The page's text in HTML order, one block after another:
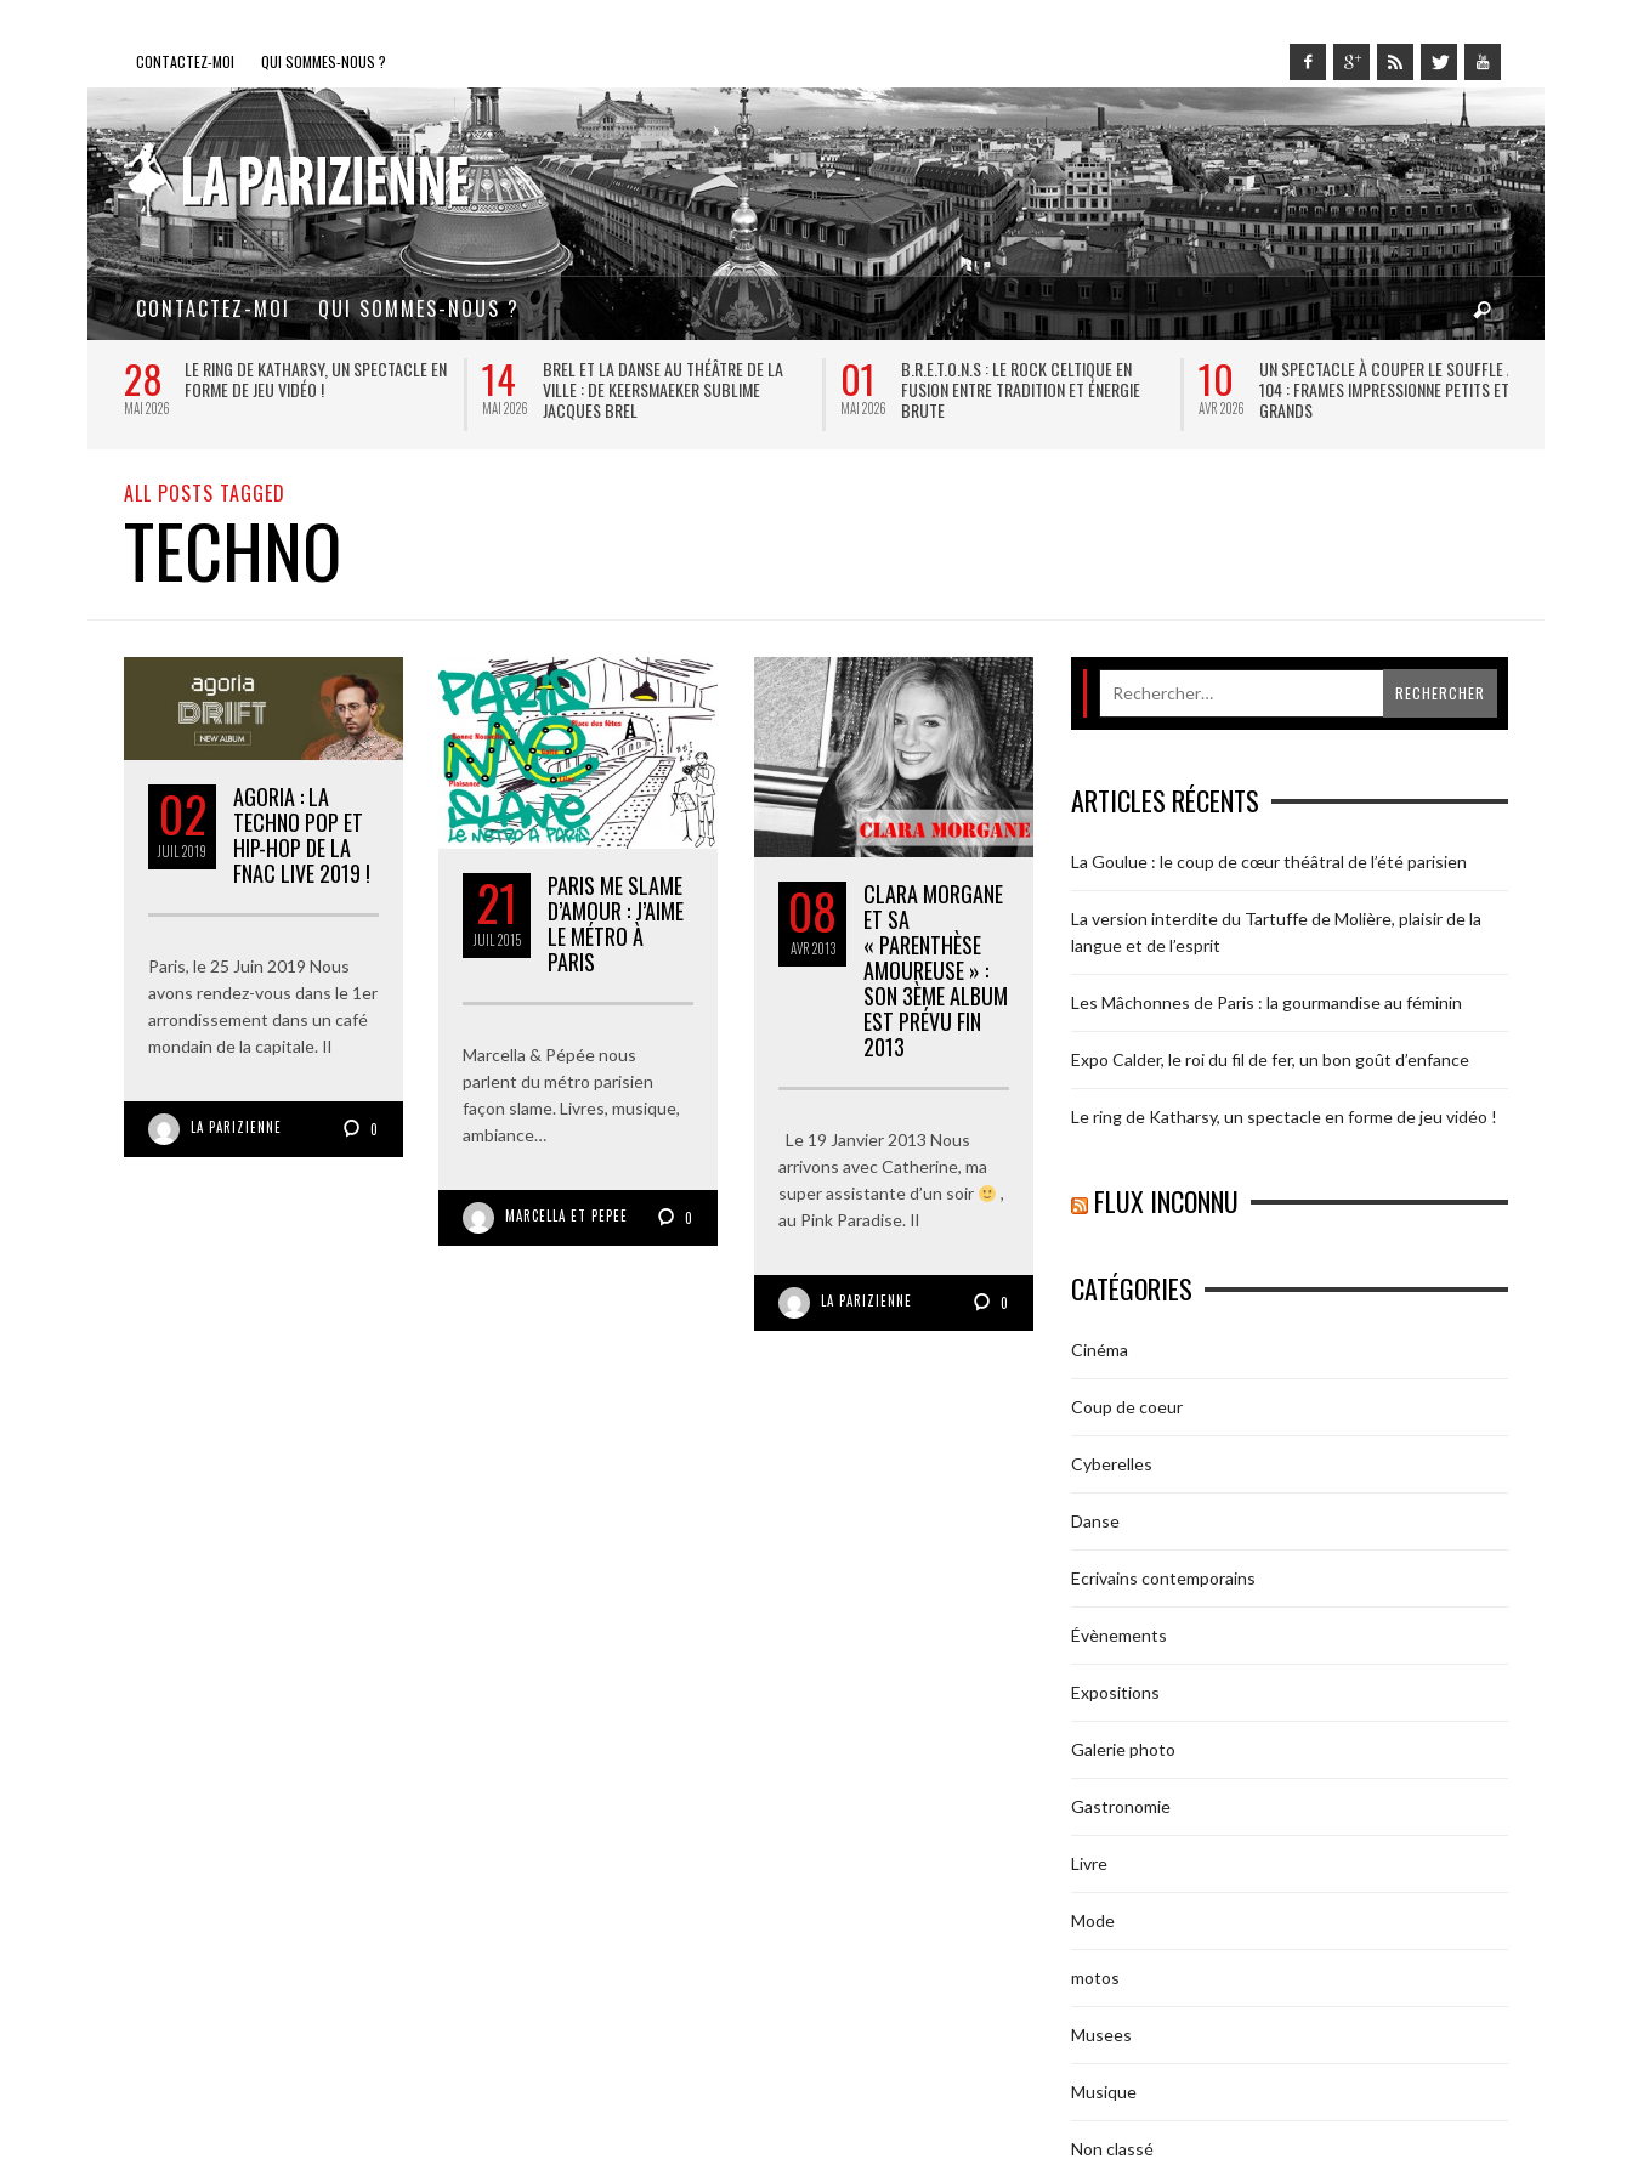
CONTACTEZ-MOI QUI SOMMES-NOUS ?
CONTACTEZ-MOI QUI SOMMES-NOUS ?
28
MAI 2026
LE RING DE KATHARSY, UN SPECTACLE EN
FORME DE JEU VIDÉO !
14
MAI 2026
BREL ET LA DANSE AU THÉÂTRE DE LA
VILLE : DE KEERSMAEKER SUBLIME
JACQUES BREL
01
MAI 2026
B.R.E.T.O.N.S : LE ROCK CELTIQUE EN
FUSION ENTRE TRADITION ET ÉNERGIE
BRUTE
10
AVR 2026
UN SPECTACLE À COUPER LE SOUFFLE AU
104 : FRAMES IMPRESSIONNE PETITS ET
GRANDS
ALL POSTS TAGGED
TECHNO
02
JUIL 2019
AGORIA : LA
TECHNO POP ET
HIP-HOP DE LA
FNAC LIVE 2019 !
Paris, le 25 Juin 2019 Nous
avons rendez-vous dans le 1er
arrondissement dans un café
mondain de la capitale. Il
LA PARIZIENNE 0
21
JUIL2015
PARIS ME SLAME
D’AMOUR : J’AIME
LE MÉTRO À
PARIS
Marcella & Pépée nous
parlent du métro parisien
façon slame. Livres, musique,
ambiance…
MARCELLA ET PEPEE 0
08
AVR2013
CLARA MORGANE
ET SA
« PARENTHÈSE
AMOUREUSE » :
SON 3ÈME ALBUM
EST PRÉVU FIN
2013
Le 19 Janvier 2013 Nous
arrivons avec Catherine, ma
super assistante d’un soir
,
au Pink Paradise. Il
LA PARIZIENNE 0
ARTICLES RÉCENTS
La Goulue : le coup de cœur théâtral de l’été parisien
La version interdite du Tartuffe de Molière, plaisir de la
langue et de l’esprit
Les Mâchonnes de Paris : la gourmandise au féminin
Expo Calder, le roi du fil de fer, un bon goût d’enfance
Le ring de Katharsy, un spectacle en forme de jeu vidéo !
FLUX INCONNU
CATÉGORIES
Cinéma
Coup de coeur
Cyberelles
Danse
Ecrivains contemporains
Évènements
Expositions
Galerie photo
Gastronomie
Livre
Mode
motos
Musees
Musique
Non classé